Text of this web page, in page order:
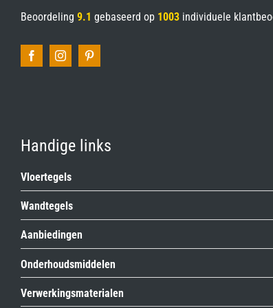
Beoordeling 9.1 gebaseerd op 1003individuele
Handige links
Vloertegels
Wandtegels
Aanbiedingen
Onderhoudsmiddelen
Verwerkingsmaterialen